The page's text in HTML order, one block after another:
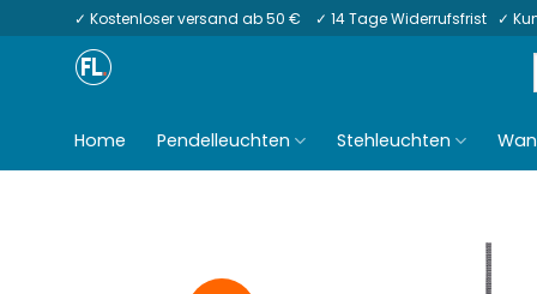
Inhalt
springen
✓ Kostenloser versand ab 50 € ✓ 14 Tage Widerrufsfrist ✓
Home Pendelleuchten Stehleuchten